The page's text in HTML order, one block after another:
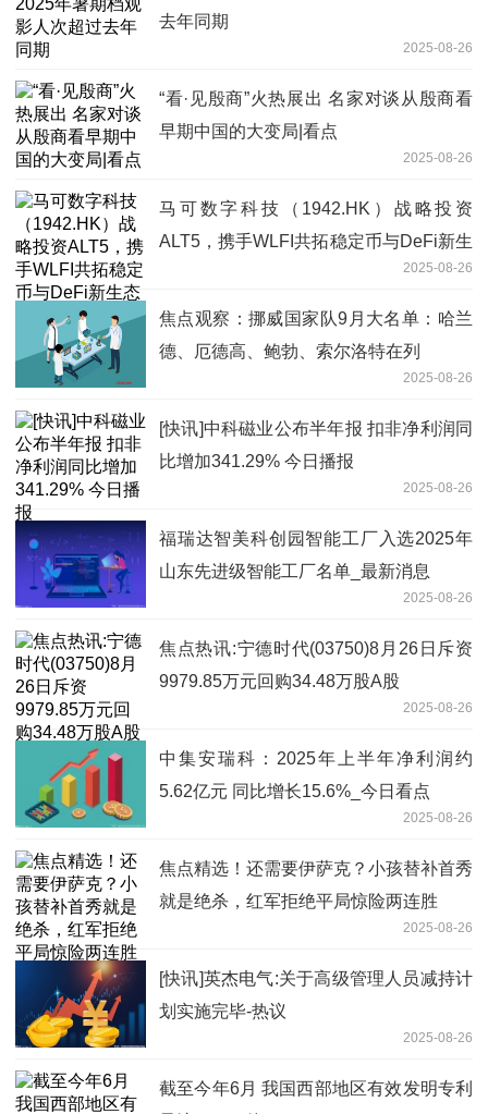
去年同期
2025-08-26
“看·见殷商”火热展出 名家对谈从殷商看
早期中国的大变局|看点
2025-08-26
马可数字科技（1942.HK）战略投资
ALT5，携手WLFI共拓稳定币与DeFi新生
2025-08-26
焦点观察：挪威国家队9月大名单：哈兰
德、厄德高、鲍勃、索尔洛特在列
2025-08-26
[快讯]中科磁业公布半年报 扣非净利润同
比增加341.29% 今日播报
2025-08-26
福瑞达智美科创园智能工厂入选2025年
山东先进级智能工厂名单_最新消息
2025-08-26
焦点热讯:宁德时代(03750)8月26日斥资
9979.85万元回购34.48万股A股
2025-08-26
中集安瑞科：2025年上半年净利润约
5.62亿元 同比增长15.6%_今日看点
2025-08-26
焦点精选！还需要伊萨克？小孩替补首秀
就是绝杀，红军拒绝平局惊险两连胜
2025-08-26
[快讯]英杰电气:关于高级管理人员减持计
划实施完毕-热议
2025-08-26
截至今年6月 我国西部地区有效发明专利